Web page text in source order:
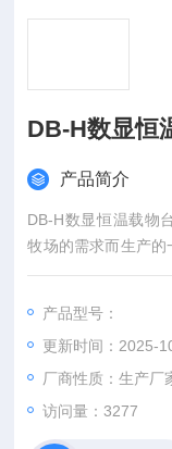
DB-H数显恒
产品简介
DB-H数显恒温载物
牧场的需求而生产的
是畜牧场进行人工
产品型号：
更新时间：2025-
厂商性质：生产厂
访问量：3277